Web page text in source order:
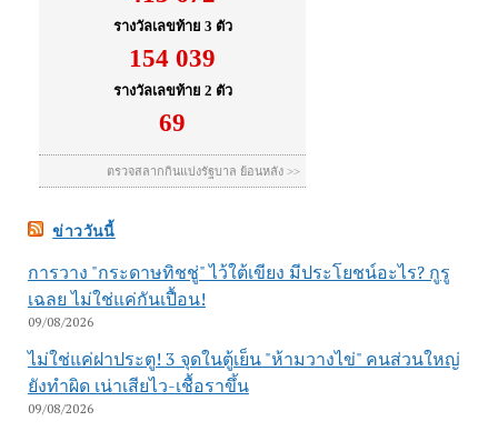
ข่าววันนี้
การวาง "กระดาษทิชชู่" ไว้ใต้เขียง มีประโยชน์อะไร? กูรู
เฉลย ไม่ใช่แค่กันเปื้อน!
09/08/2026
ไม่ใช่แค่ฝาประตู! 3 จุดในตู้เย็น "ห้ามวางไข่" คนส่วนใหญ่
ยังทำผิด เน่าเสียไว-เชื้อราขึ้น
09/08/2026